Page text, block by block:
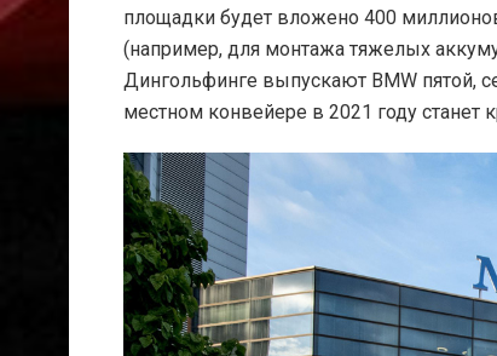
площадки будет вложено 400
(например, для монтажа тяжелых
Дингольфинге выпускают BMW пятой,
местном конвейере в 2021 году станет